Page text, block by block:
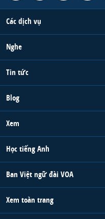
Các dịch vụ
Nghe
Tin tức
Blog
Xem
Học tiếng Anh
Ban Việt ngữ đài VOA
Xem toàn trang